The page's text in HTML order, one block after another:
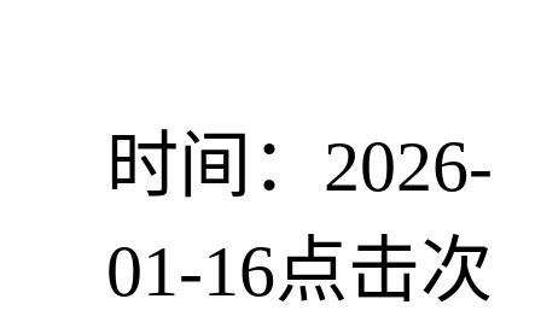
时间：2026-
01-16点击次